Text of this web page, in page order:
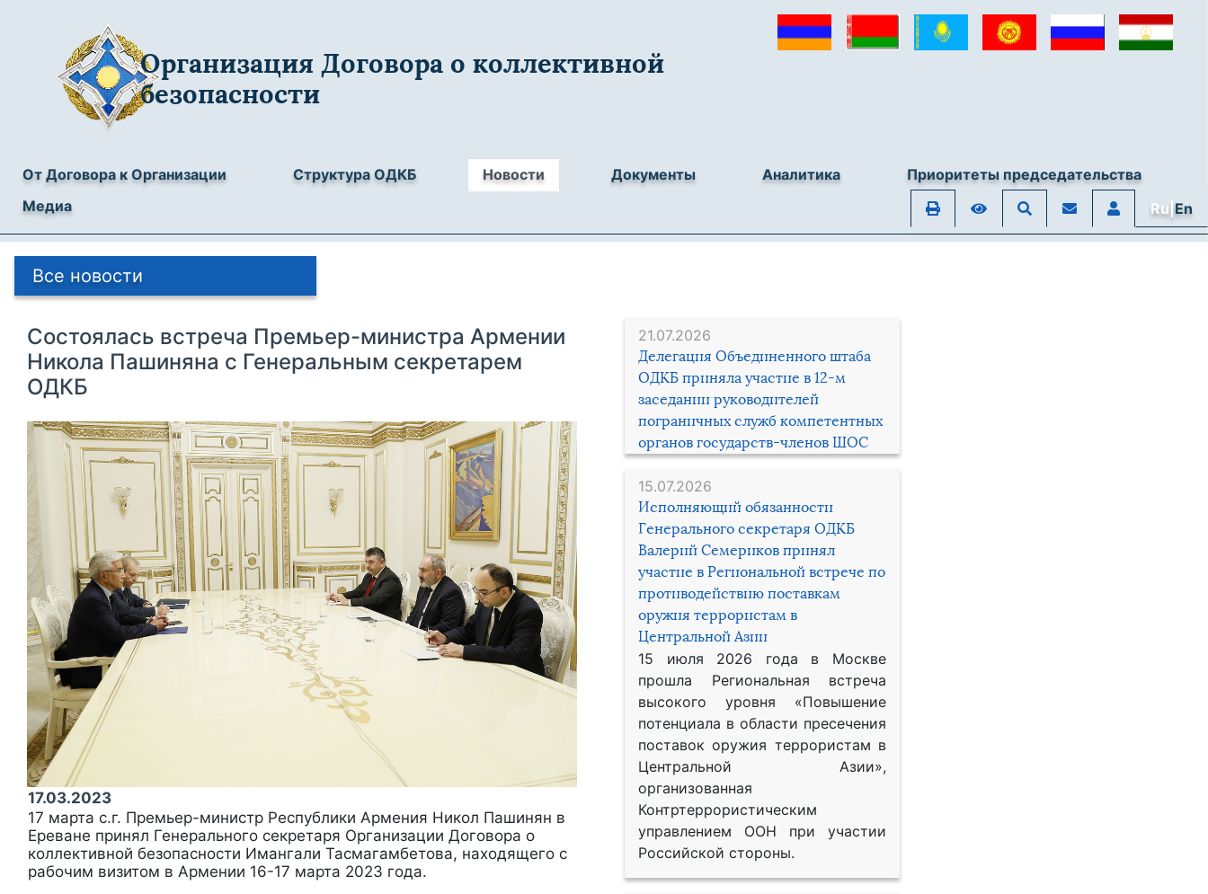
Организация Договора о коллективной
безопасности
От Договора к Организации Структура ОДКБ Новости Документы Аналитика
Приоритеты председательства
Медиа
Ru|En
Все новости
21.07.2026
Делегация Объединенного штаба
ОДКБ приняла участие в 12-м
заседании руководителей
пограничных служб компетентных
органов государств-членов ШОС
15.07.2026
Исполняющий обязанности
Генерального секретаря ОДКБ
Валерий Семериков принял
участие в Региональной встрече по
противодействию поставкам
оружия террористам в
Центральной Азии
15 июля 2026 года в Москве
прошла Региональная встреча
высокого уровня «Повышение
потенциала в области пресечения
поставок оружия террористам в
Центральной Азии»,
организованная
Контртеррористическим
управлением ООН при участии
Российской стороны.
Состоялась встреча Премьер-министра Армении
Никола Пашиняна с Генеральным секретарем
ОДКБ
17.03.2023
17 марта с.г. Премьер-министр Республики Армения Никол Пашинян в
Ереване принял Генерального секретаря Организации Договора о
коллективной безопасности Имангали Тасмагамбетова, находящего с
рабочим визитом в Армении 16-17 марта 2023 года.